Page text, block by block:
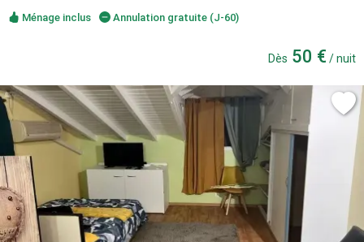
Ménage inclus Annulation gratuite (J-60)
Dès 50 € / nuit